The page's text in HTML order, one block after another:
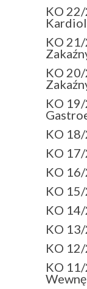
KO
KO
KO
KO
KO
KO
KO
KO
KO
KO
KO
KO